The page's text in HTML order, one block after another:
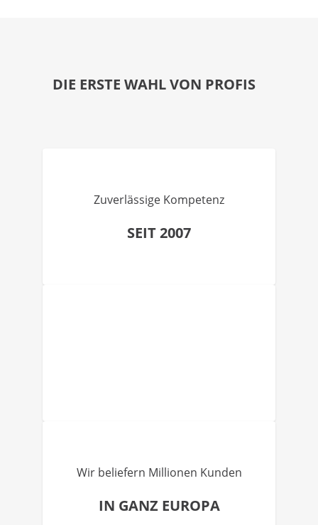
DIE ERSTE WAHL VON PROFIS
Zuverlässige Kompetenz
SEIT 2007
Wir beliefern Millionen Kunden
IN GANZ EUROPA